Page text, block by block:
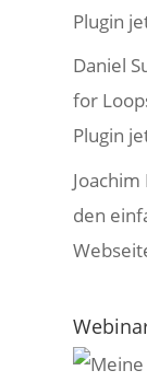
Plugin
Daniel
for
Plugin
den